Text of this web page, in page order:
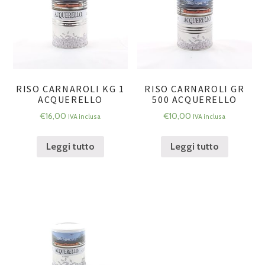
RISO CARNAROLI KG 1
ACQUERELLO
€16,00 IVA inclusa
Leggi tutto
RISO CARNAROLI GR
500 ACQUERELLO
€10,00 IVA inclusa
Leggi tutto